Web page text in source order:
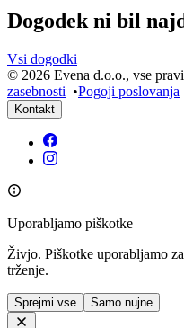
Dogodek ni bil
Vsi dogodki
© 2026 Evena d.o.o., vse
zasebnosti •Pogoji poslovanja
Kontakt
Uporabljamo piškotke
Živjo. Piškotke uporabljamo
trženje.
Sprejmi vse Samo nujne